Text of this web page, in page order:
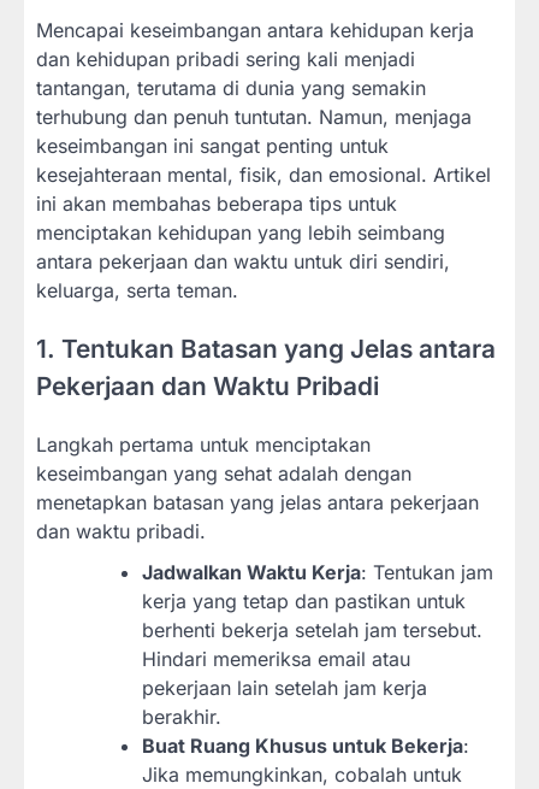
Mencapai keseimbangan antara kehidupan kerja
dan kehidupan pribadi sering kali menjadi
tantangan, terutama di dunia yang semakin
terhubung dan penuh tuntutan. Namun, menjaga
keseimbangan ini sangat penting untuk
kesejahteraan mental, fisik, dan emosional. Artikel
ini akan membahas beberapa tips untuk
menciptakan kehidupan yang lebih seimbang
antara pekerjaan dan waktu untuk diri sendiri,
keluarga, serta teman.
1. Tentukan Batasan yang Jelas antara
Pekerjaan dan Waktu Pribadi
Langkah pertama untuk menciptakan
keseimbangan yang sehat adalah dengan
menetapkan batasan yang jelas antara pekerjaan
dan waktu pribadi.
Jadwalkan Waktu Kerja: Tentukan jam
kerja yang tetap dan pastikan untuk
berhenti bekerja setelah jam tersebut.
Hindari memeriksa email atau
pekerjaan lain setelah jam kerja
berakhir.
Buat Ruang Khusus untuk Bekerja:
Jika memungkinkan, cobalah untuk